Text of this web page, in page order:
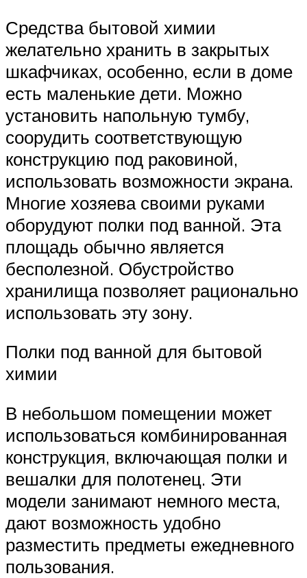
Средства бытовой химии
желательно хранить в закрытых
шкафчиках, особенно, если в доме
есть маленькие дети. Можно
установить напольную тумбу,
соорудить соответствующую
конструкцию под раковиной,
использовать возможности экрана.
Многие хозяева своими руками
оборудуют полки под ванной. Эта
площадь обычно является
бесполезной. Обустройство
хранилища позволяет рационально
использовать эту зону.
Полки под ванной для бытовой
химии
В небольшом помещении может
использоваться комбинированная
конструкция, включающая полки и
вешалки для полотенец. Эти
модели занимают немного места,
дают возможность удобно
разместить предметы ежедневного
пользования.